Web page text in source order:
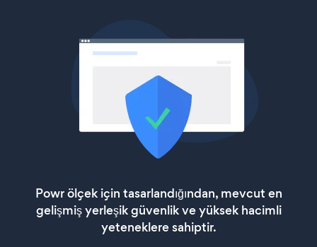
Powr ölçek için tasarlandığından, mevcut en
gelişmiş yerleşik güvenlik ve yüksek hacimli
yeteneklere sahiptir.